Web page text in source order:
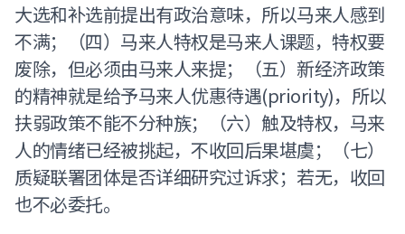
大选和补选前提出有政治意味，所以马来人感到
不满；（四）马来人特权是马来人课题，特权要
废除，但必须由马来人来提；（五）新经济政策
的精神就是给予马来人优惠待遇(priority)，所以
扶弱政策不能不分种族；（六）触及特权，马来
人的情绪已经被挑起，不收回后果堪虞；（七）
质疑联署团体是否详细研究过诉求；若无，收回
也不必委托。